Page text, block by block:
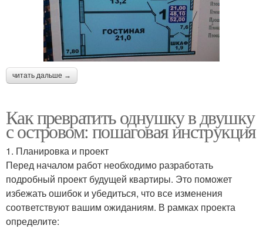
читать дальше →
Как превратить однушку в двушку
с островом: пошаговая инструкция
1. Планировка и проект
Перед началом работ необходимо разработать
подробный проект будущей квартиры. Это поможет
избежать ошибок и убедиться, что все изменения
соответствуют вашим ожиданиям. В рамках проекта
определите: